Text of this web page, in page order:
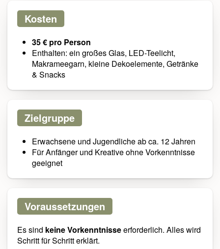
Kosten
35 € pro Person
Enthalten: ein großes Glas, LED-Teelicht,
Makrameegarn, kleine Dekoelemente, Getränke
& Snacks
Zielgruppe
Erwachsene und Jugendliche ab ca. 12 Jahren
Für Anfänger und Kreative ohne Vorkenntnisse
geeignet
Voraussetzungen
Es sind keine Vorkenntnisseerforderlich. Alles wird
Schritt für Schritt erklärt.